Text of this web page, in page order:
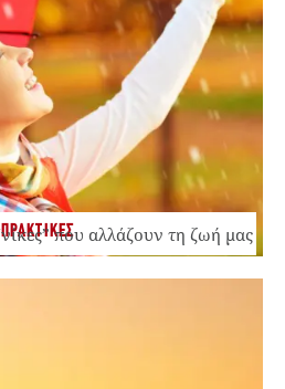
ΠΡΑΚΤΙΚΕΣπου αλλάζουν τη ζωή μας